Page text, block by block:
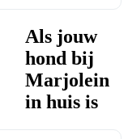
Als jouw
hond bij
Marjolein
in huis is